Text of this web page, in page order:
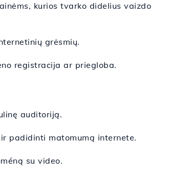
kurios tvarko didelius vaizdo
grėsmių.
registracija ar priegloba.
auditoriją.
padidinti matomumą internete.
su video.